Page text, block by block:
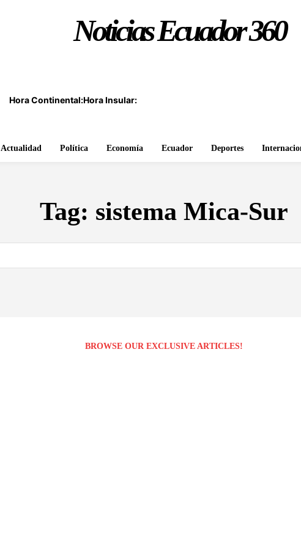
Noticias Ecuador 360
Hora Continental:Hora Insular:
Actualidad Política Economía Ecuador Deportes
Tag: sistema Mica-Sur
BROWSE OUR EXCLUSIVE ARTICLES!